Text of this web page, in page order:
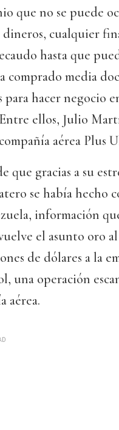
que no se puede
cualquier
hasta que
media
hacer negocio
ellos, Julio
aérea Plus
que gracias a su
se había hecho
información
el asunto oro
de dólares a la
una operación
aérea.